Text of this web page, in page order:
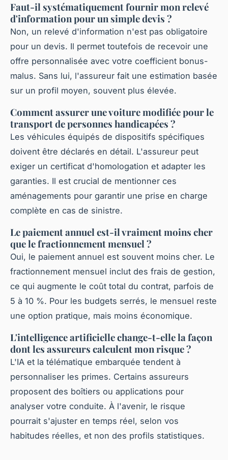
Faut-il systématiquement fournir mon relevé
d'information pour un simple devis ?
Non, un relevé d'information n'est pas obligatoire
pour un devis. Il permet toutefois de recevoir une
offre personnalisée avec votre coefficient bonus-
malus. Sans lui, l'assureur fait une estimation basée
sur un profil moyen, souvent plus élevée.
Comment assurer une voiture modifiée pour le
transport de personnes handicapées ?
Les véhicules équipés de dispositifs spécifiques
doivent être déclarés en détail. L'assureur peut
exiger un certificat d'homologation et adapter les
garanties. Il est crucial de mentionner ces
aménagements pour garantir une prise en charge
complète en cas de sinistre.
Le paiement annuel est-il vraiment moins cher
que le fractionnement mensuel ?
Oui, le paiement annuel est souvent moins cher. Le
fractionnement mensuel inclut des frais de gestion,
ce qui augmente le coût total du contrat, parfois de
5 à 10 %. Pour les budgets serrés, le mensuel reste
une option pratique, mais moins économique.
L'intelligence artificielle change-t-elle la façon
dont les assureurs calculent mon risque ?
L'IA et la télématique embarquée tendent à
personnaliser les primes. Certains assureurs
proposent des boîtiers ou applications pour
analyser votre conduite. À l'avenir, le risque
pourrait s'ajuster en temps réel, selon vos
habitudes réelles, et non des profils statistiques.